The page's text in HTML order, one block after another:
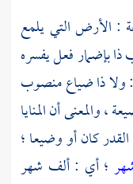
: الأرض التي يلمع
بإضمار فعل يفسره
ولا ذا ضياع منصوب
، والمعنى أن المنايا
كان أو وضيعا ؛
؛ أي : ألف شهر